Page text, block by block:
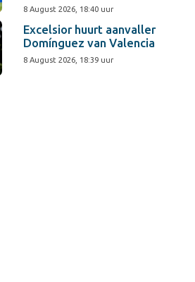
8 August 2026, 18:40 uur
Excelsior huurt aanvaller
Domínguez van Valencia
8 August 2026, 18:39 uur